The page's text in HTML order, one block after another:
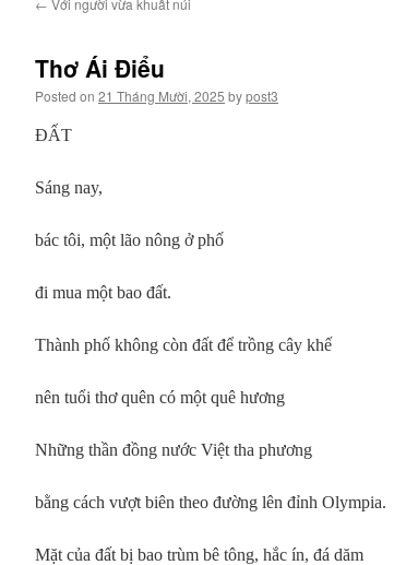
← Với người vừa khuất núi
Thơ Ái Điểu
Posted on 21 Tháng Mười, 2025 bypost3
ĐẤT
Sáng nay,
bác tôi, một lão nông ở phố
đi mua một bao đất.
Thành phố không còn đất để trồng cây khế
nên tuổi thơ quên có một quê hương
Những thần đồng nước Việt tha phương
bằng cách vượt biên theo đường lên đỉnh Olympia.
Mặt của đất bị bao trùm bê tông, hắc ín, đá dăm